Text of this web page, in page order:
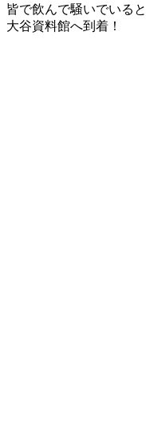
皆で飲んで騒いでいる
大谷資料館へ到着！